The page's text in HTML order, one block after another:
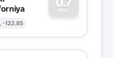
-122.85
MW
0